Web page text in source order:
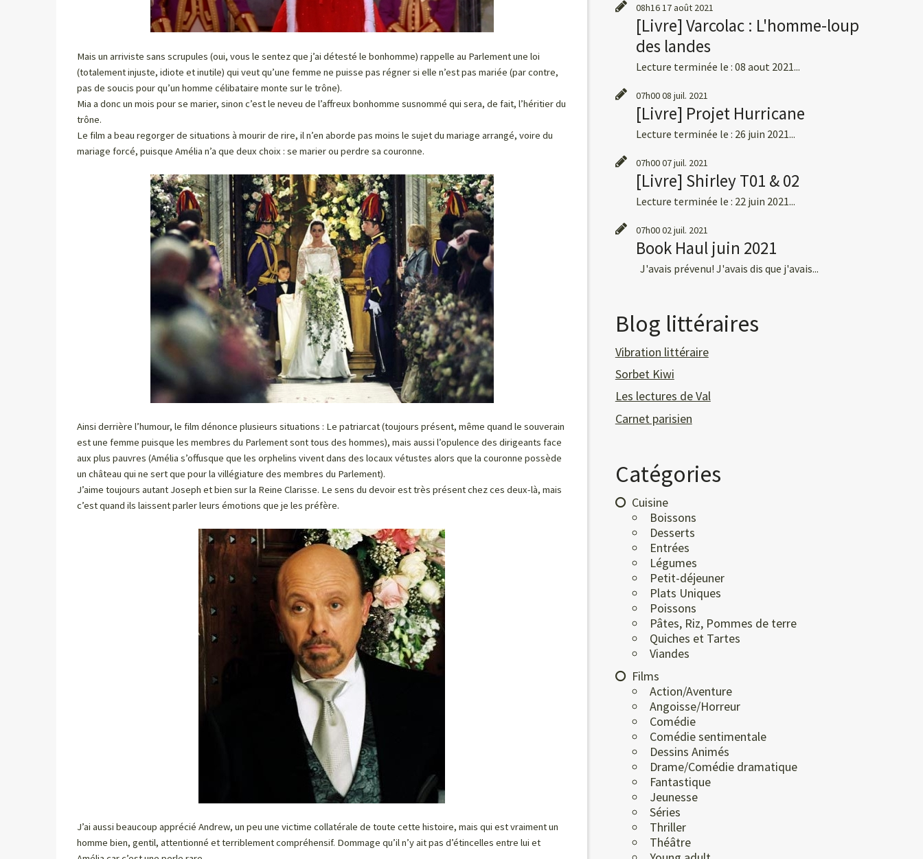
Mais un arriviste sans scrupules (oui, vous le sentez que j’ai détesté le bonhomme) rappelle au Parlement une loi
(totalement injuste, idiote et inutile) qui veut qu’une femme ne puisse pas régner si elle n’est pas mariée (par contre,
pas de soucis pour qu’un homme célibataire monte sur le trône).
Mia a donc un mois pour se marier, sinon c’est le neveu de l’affreux bonhomme susnommé qui sera, de fait, l’héritier du
trône.
Le film a beau regorger de situations à mourir de rire, il n’en aborde pas moins le sujet du mariage arrangé, voire du
mariage forcé, puisque Amélia n’a que deux choix : se marier ou perdre sa couronne.
Ainsi derrière l’humour, le film dénonce plusieurs situations : Le patriarcat (toujours présent, même quand le souverain
est une femme puisque les membres du Parlement sont tous des hommes), mais aussi l’opulence des dirigeants face
aux plus pauvres (Amélia s’offusque que les orphelins vivent dans des locaux vétustes alors que la couronne possède
un château qui ne sert que pour la villégiature des membres du Parlement).
J’aime toujours autant Joseph et bien sur la Reine Clarisse. Le sens du devoir est très présent chez ces deux-là, mais
c’est quand ils laissent parler leurs émotions que je les préfère.
J’ai aussi beaucoup apprécié Andrew, un peu une victime collatérale de toute cette histoire, mais qui est vraiment un
homme bien, gentil, attentionné et terriblement compréhensif. Dommage qu’il n’y ait pas d’étincelles entre lui et
08h16 17août 2021
[Livre] Varcolac : L'homme-loup
des landes
Lecture terminée le : 08 aout 2021...
07h0008 juil. 2021
[Livre] Projet Hurricane
Lecture terminée le : 26 juin 2021...
07h0007juil. 2021
[Livre] Shirley T01 & 02
Lecture terminée le : 22 juin 2021...
07h0002 juil. 2021
Book Haul juin 2021
J'avais prévenu! J'avais dis que j'avais...
Blog littéraires
Vibration littéraire
Sorbet Kiwi
Les lectures de Val
Carnet parisien
Catégories
Cuisine
Boissons
Desserts
Entrées
Légumes
Petit-déjeuner
Plats Uniques
Poissons
Pâtes, Riz, Pommes de terre
Quiches et Tartes
Viandes
Films
Action/Aventure
Angoisse/Horreur
Comédie
Comédie sentimentale
Dessins Animés
Drame/Comédie dramatique
Fantastique
Jeunesse
Séries
Thriller
Théâtre